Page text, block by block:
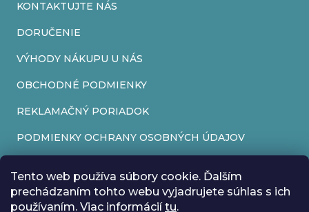
Tento web používa súbory cookie. Ďalším
prechádzaním tohto webu vyjadrujete súhlas s ich
používaním. Viac informáciítu.
KONTAKTUJTE NÁS
DORUČENIE
VÝHODY NÁKUPU U NÁS
OBCHODNÉ PODMIENKY
REKLAMAČNÝ PORIADOK
PODMIENKY OCHRANY OSOBNÝCH ÚDAJOV
REKLAMAČNÝ FORMULÁR